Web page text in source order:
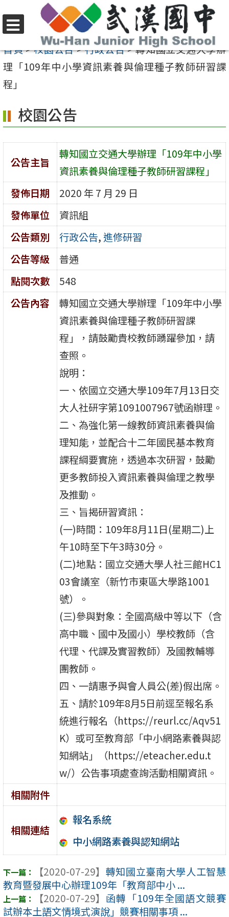
至
要
內
區
選
單
首頁>校園公告>行政公告>轉知國立交通大學辦
理「109年中小學資訊素養與倫理種子教師研習課
程」
校園公告
公告主旨
轉知國立交通大學辦理「109年中小學
資訊素養與倫理種子教師研習課程」
發佈日期
2020 年 7 月 29 日
發佈單位
資訊組
公告類別
行政公告,進修研習
公告等級
普通
點閱次數
548
公告內容
轉知國立交通大學辦理「109年中小學
資訊素養與倫理種子教師研習課
程」，請鼓勵貴校教師踴躍參加，請
查照。
說明：
一、依國立交通大學109年7月13日交
大人社研字第1091007967號函辦理。
二、為強化第一線教師資訊素養與倫
理知能，並配合十二年國民基本教育
課程綱要實施，透過本次研習，鼓勵
更多教師投入資訊素養與倫理之教學
及推動。
三、旨揭研習資訊：
(一)時間：109年8月11日(星期二)上
午10時至下午3時30分。
(二)地點：國立交通大學人社三館HC1
03會議室（新竹市東區大學路1001
號）。
(三)參與對象：全國高級中等以下（含
高中職、國中及國小）學校教師（含
代理、代課及實習教師）及國教輔導
團教師。
四、一請惠予與會人員公(差)假出席。
五、請於109年8月5日前逕至報名系
統進行報名（https://reurl.cc/Aqv51
K）或可至教育部「中小網路素養與認
知網站」（https://eteacher.edu.t
w/）公告事項處查詢活動相關資訊。
相關附件
相關連結
報名系統
中小網路素養與認知網站
【2020-07-29】 轉知國立臺南大學人工智慧
教育暨發展中心辦理109年「教育部中小 ...
【2020-07-29】 函轉「109年全國語文競賽
試辦本土語文情境式演說」競賽相關事項 ...